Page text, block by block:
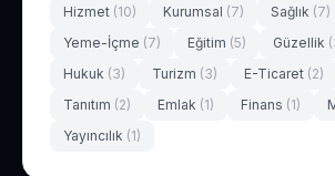
Hizmet (10) Kurumsal (7) Sağlık (7)
Yeme-İçme (7) Eğitim (5) Güzellik
Hukuk (3) Turizm (3) E-Ticaret (2)
Tanıtım (2) Emlak (1) Finans (1)
Yayıncılık (1)